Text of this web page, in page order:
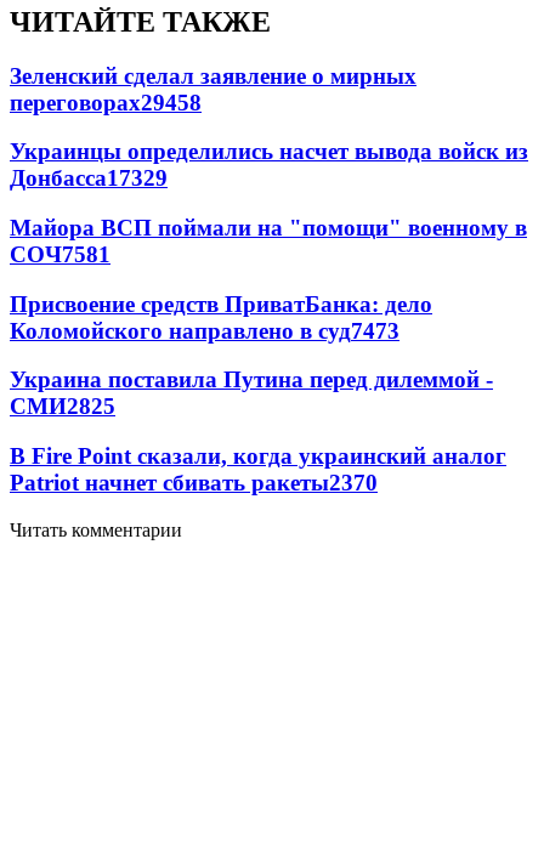
ЧИТАЙТЕ ТАКЖЕ
Зеленский сделал заявление о мирных
переговорах29458
Украинцы определились насчет вывода войск из
Донбасса17329
Майора ВСП поймали на "помощи" военному в
СОЧ7581
Присвоение средств ПриватБанка: дело
Коломойского направлено в суд7473
Украина поставила Путина перед дилеммой -
СМИ2825
В Fire Point сказали, когда украинский аналог
Patriot начнет сбивать ракеты2370
Читать комментарии